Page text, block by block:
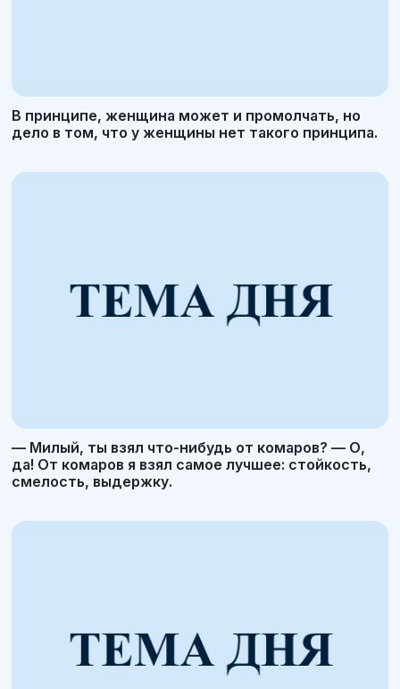
В принципе, женщина может и промолчать, но
дело в том, что у женщины нет такого принципа.
— Милый, ты взял что-нибудь от комаров? — О,
да! От комаров я взял самое лучшее: стойкость,
смелость, выдержку.